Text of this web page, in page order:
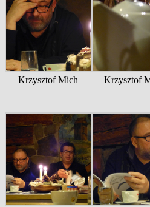
Krzysztof Mich Krzysztof